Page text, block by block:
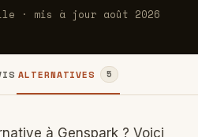
· mis à jour août 2026
ALTERNATIVES 5
à Genspark ? Voici